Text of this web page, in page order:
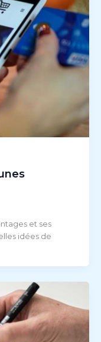
et ses
idées de